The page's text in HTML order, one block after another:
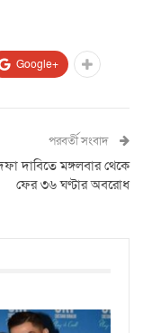
Google+
পরবর্তী সংবাদ
দাবিতে মঙ্গলবার থেকে
ফের ৩৬ ঘণ্টার অবরোধ